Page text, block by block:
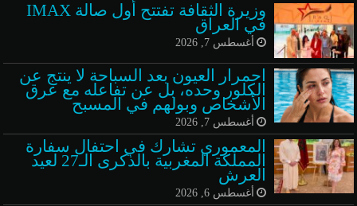
وزيرة الثقافة تفتتح أول صالة IMAX
في العراق
أغسطس 7, 2026
احمرار العيون بعد السباحة لا ينتج عن
الكلور وحده، بل عن تفاعله مع عرق
الأشخاص وبولهم في المسبح
أغسطس 7, 2026
المعموري تشارك في احتفال سفارة
المملكة المغربية بالذكرى الـ27 لعيد
العرش
أغسطس 6, 2026